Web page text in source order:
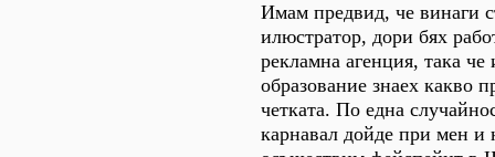
Имам предвид, че винаги
илюстратор, дори бях
рекламна агенция, така че
образование знаех какво
четката. По една
карнавал дойде при мен